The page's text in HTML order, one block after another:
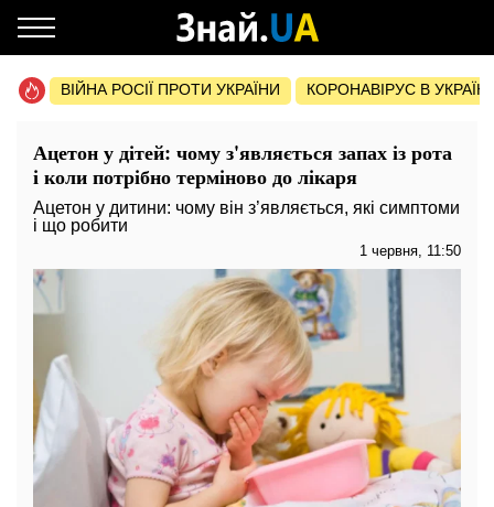
ВІЙНА РОСІЇ ПРОТИ УКРАЇНИ КОРОНАВІРУС В УКРАЇНІ
Ацетон у дітей: чому з'являється запах із рота
і коли потрібно терміново до лікаря
Ацетон у дитини: чому він з’являється, які симптоми
і що робити
1 червня, 11:50